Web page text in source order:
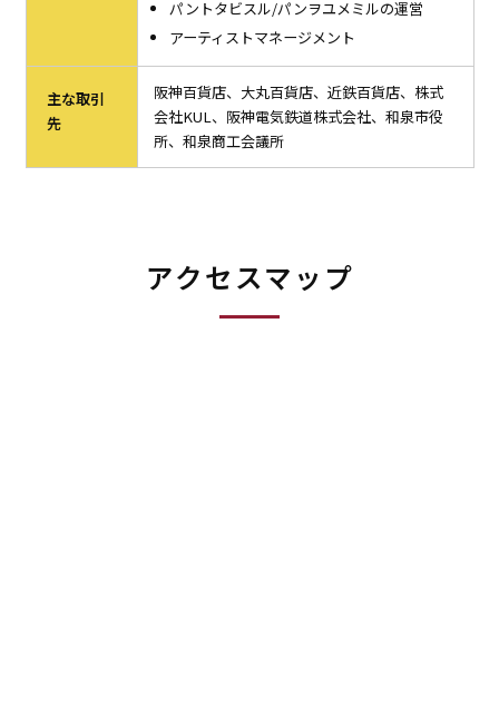
パントタビスル/パンヲユメミルの運営
アーティストマネージメント
主な取引
先
阪神百貨店、大丸百貨店、近鉄百貨店、株式
会社KUL、阪神電気鉄道株式会社、和泉市役
所、和泉商工会議所
アクセスマップ